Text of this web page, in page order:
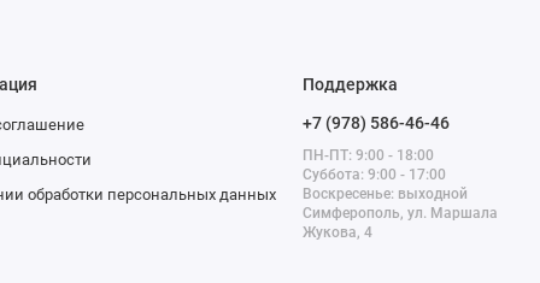
обработки персональных данных
Поддержка
+7 (978) 586-46-46
ПН-ПТ: 9:00 - 18:00
Суббота: 9:00 - 17:00
Воскресенье: выходной
Симферополь, ул. Маршала
Жукова, 4